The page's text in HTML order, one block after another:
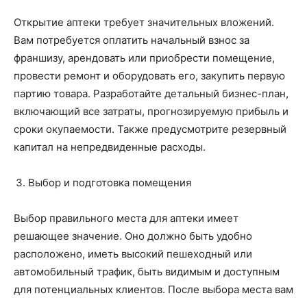
Открытие аптеки требует значительных вложений.
Вам потребуется оплатить начальный взнос за
франшизу, арендовать или приобрести помещение,
провести ремонт и оборудовать его, закупить первую
партию товара. Разработайте детальный бизнес-план,
включающий все затраты, прогнозируемую прибыль и
сроки окупаемости. Также предусмотрите резервный
капитал на непредвиденные расходы.
Выбор и подготовка помещения
Выбор правильного места для аптеки имеет
решающее значение. Оно должно быть удобно
расположено, иметь высокий пешеходный или
автомобильный трафик, быть видимым и доступным
для потенциальных клиентов. После выбора места вам